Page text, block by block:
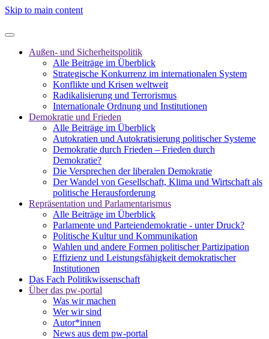
Skip to main content
Außen- und Sicherheitspolitik
Alle Beiträge im Überblick
Strategische Konkurrenz im internationalen System
Konflikte und Krisen weltweit
Radikalisierung und Terrorismus
Internationale Ordnung und Institutionen
Demokratie und Frieden
Alle Beiträge im Überblick
Autokratien und Autokratisierung politischer Systeme
Demokratie durch Frieden – Frieden durch
Demokratie?
Die Versprechen der liberalen Demokratie
Der Wandel von Gesellschaft, Klima und Wirtschaft als
politische Herausforderung
Repräsentation und Parlamentarismus
Alle Beiträge im Überblick
Parlamente und Parteiendemokratie - unter Druck?
Politische Kultur und Kommunikation
Wahlen und andere Formen politischer Partizipation
Effizienz und Leistungsfähigkeit demokratischer
Institutionen
Das Fach Politikwissenschaft
Über das pw-portal
Was wir machen
Wer wir sind
Autor*innen
News aus dem pw-portal